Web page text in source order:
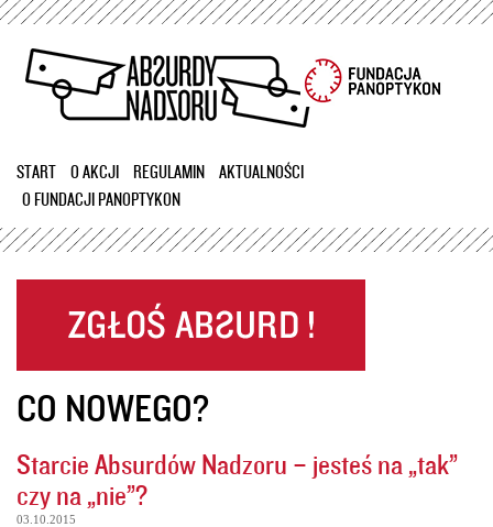
Przejdź
treści
START O AKCJI REGULAMIN
AKTUALNOŚCI
O FUNDACJI PANOPTYKON
CO NOWEGO?
Starcie Absurdów Nadzoru – jesteś na „tak”
czy na „nie”?
03.10.2015